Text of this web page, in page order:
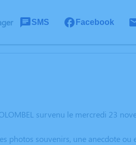
SMS Facebook
survenu le mercredi 23
photos souvenirs, une anecdote ou